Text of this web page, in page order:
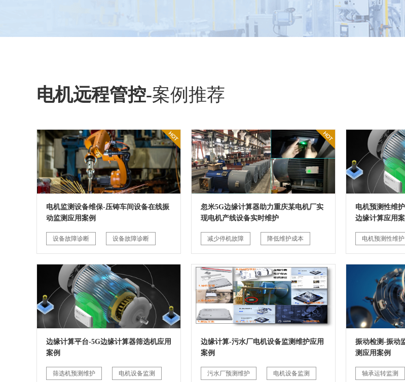
电机远程管控-案例推荐
电机监测设备维保-压铸车间设备在线振
动监测应用案例
设备故障诊断 设备故障诊断
忽米5G边缘计算器助力重庆某电机厂实
现电机产线设备实时维护
减少停机故障 降低维护成本
电机预测性维
边缘计算应用
电机预测性维护
边缘计算平台-5G边缘计算器筛选机应用
案例
筛选机预测维护 电机设备监测
边缘计算-污水厂电机设备监测维护应用
案例
污水厂预测维护 电机设备监测
振动检测-振动
测应用案例
轴承运转监测